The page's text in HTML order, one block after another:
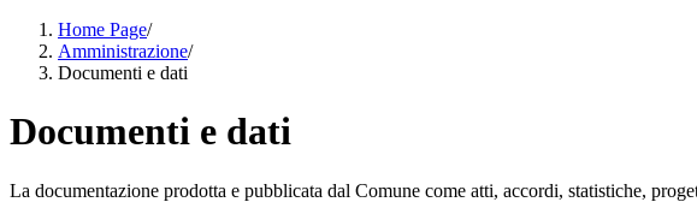
Home Page/
Amministrazione/
Documenti e dati
Documenti e dati
La documentazione prodotta e pubblicata dal Comune come atti, accordi, statistiche,